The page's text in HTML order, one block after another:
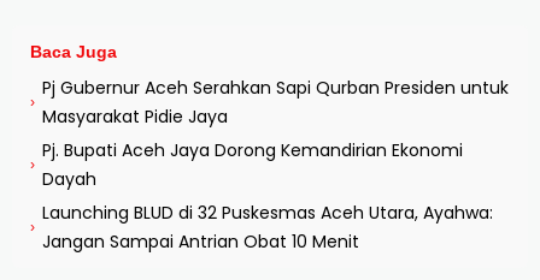
Baca Juga
›
Pj Gubernur Aceh Serahkan Sapi Qurban Presiden untuk
Masyarakat Pidie Jaya
›
Pj. Bupati Aceh Jaya Dorong Kemandirian Ekonomi
Dayah
›
Launching BLUD di 32 Puskesmas Aceh Utara, Ayahwa:
Jangan Sampai Antrian Obat 10 Menit